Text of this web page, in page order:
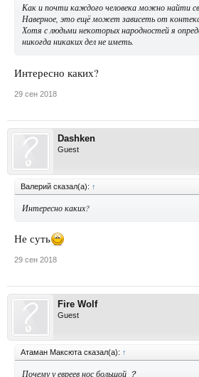
Как и почти каждого человека можно найти
Наверное, это ещё может зависеть от
Хотя с людьми некоторых народностей я
никогда никаких дел не иметь.
Интересно каких?
29 сен 2018
Dashken
Guest
Валерий сказал(а): ↑
Интересно каких?
Не суть
29 сен 2018
Fire Wolf
Guest
Атаман Максюта сказал(а): ↑
Почему у евреев нос большой ？